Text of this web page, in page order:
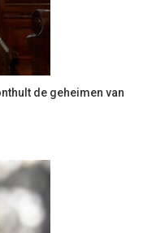
de geheimen van